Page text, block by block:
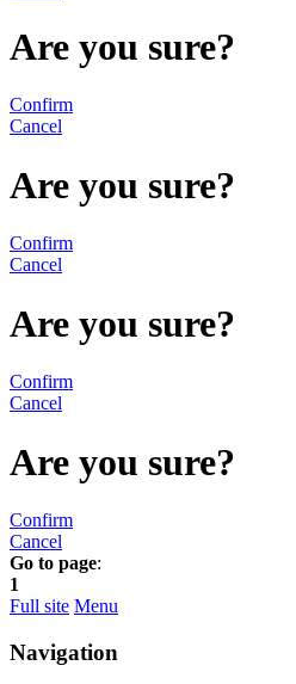
Are you sure?
Confirm
Cancel
Are you sure?
Confirm
Cancel
Are you sure?
Confirm
Cancel
Are you sure?
Confirm
Cancel
Go to page:
1
Full site Menu
Navigation